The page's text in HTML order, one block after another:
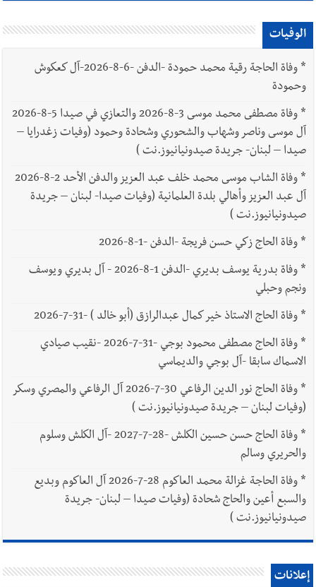
الوفيات
*
وفاة الحاجة رقية محمد حمودة -الدفن -6-8-2026-آل كعكوش
وحمودة
*
وفاة مصطفى محمد موسى 3-8-2026 والتعازي في صيدا 5-8-2026
آل موسى وناصر وشهاب والشحوري وشحادة وحمود (وفيات زغدرايا –
صيدا – لبنان- جريدة صيدونيانيوز.نت )
*
وفاة الشاب موسى محمد خلف عبد العزيز والدفن الأحد 2-8-2026
آل عبد العزيز وأهالي بلدة العلمانية (وفيات صيدا- لبنان – جريدة
صيدونيانيوز.نت )
*وفاة الحاج زكي حسن فريجة -الدفن -1-8-2026
*
وفاة بدرية يوسف بديري -الدفن 1-8-2026 - آل بديري ويوسف
ونجم وحبلي
*وفاة الحاج الاستاذ خير كمال عبدالرازق (أبو خالد ) -31-7-2026
*
وفاة الحاج مصطفى محمود بوجي -31-7-2026 -نقيب صيادي
الاسماك سابقا -آل بوجي والديماسي
*
وفاة الحاج نور الدين الرفاعي 30-7-2026 آل الرفاعي والمصري وسكر
(وفيات لبنان – جريدة صيدونيانيوز.نت )
*
وفاة الحاج حسن حسين الكلش -28-7-2027 -آل الكلش وسلوم
والحريري وسالم
*
وفاة الحاجة غزالة محمد العاكوم 28-7-2026 آل العاكوم وبديع
والسبع أعين والحاج شحادة (وفيات صيدا – لبنان- جريدة
صيدونيانيوز.نت )
إعلانات